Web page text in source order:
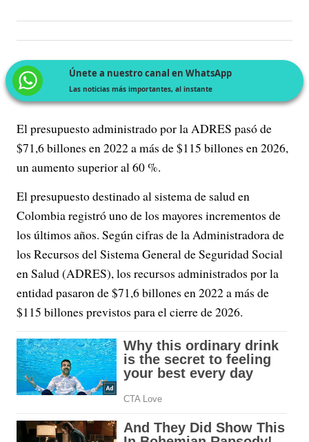
Únete a nuestro canal en WhatsApp
Las noticias más importantes, al instante
El presupuesto administrado por la ADRES pasó de
$71,6 billones en 2022 a más de $115 billones en 2026,
un aumento superior al 60 %.
El presupuesto destinado al sistema de salud en
Colombia registró uno de los mayores incrementos de
los últimos años. Según cifras de la Administradora de
los Recursos del Sistema General de Seguridad Social
en Salud (ADRES), los recursos administrados por la
entidad pasaron de $71,6 billones en 2022 a más de
$115 billones previstos para el cierre de 2026.